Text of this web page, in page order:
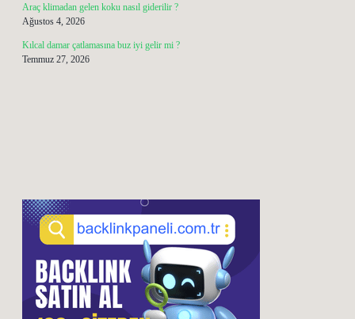
Araç klimadan gelen koku nasıl giderilir ?
Ağustos 4, 2026
Kılcal damar çatlamasına buz iyi gelir mi ?
Temmuz 27, 2026